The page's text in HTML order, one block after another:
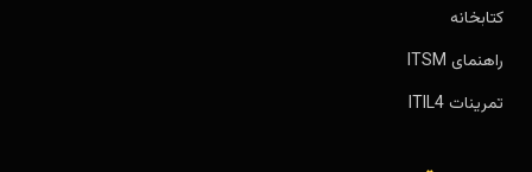
کتابخانه
راهنمای ITSM
تمرینات ITIL4